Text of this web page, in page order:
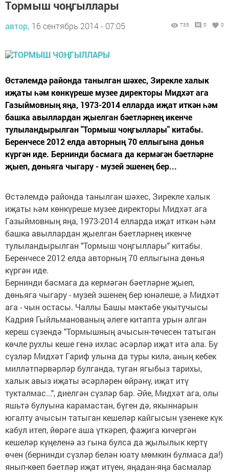
Тормыш чоңгыллары
автор, 16 сентябрь 2014 - 07:05 735 0 0
Өстәлемдә районда танылган шәхес, Зирекле халык
иҗаты һәм көнкүреше музее директоры Мидхәт ага
Газыймовның яңа, 1973-2014 елларда иҗат иткән һәм
башка авыллардан җыелган бәетләрнең икенче
тулыландырылган "Тормыш чоңгыллары" китабы.
Беренчесе 2012 елда авторның 70 еллыгына дөнья
күргән иде. Бернинди басмага да кермәгән бәетләрне
җыеп, дөньяга чыгару - музей эшенең бер...
Өстәлемдә районда танылган шәхес, Зирекле халык
иҗаты һәм көнкүреше музее директоры Мидхәт ага
Газыймовның яңа, 1973-2014 елларда иҗат иткән һәм
башка авыллардан җыелган бәетләрнең икенче
тулыландырылган "Тормыш чоңгыллары" китабы.
Беренчесе 2012 елда авторның 70 еллыгына дөнья
күргән иде.
Бернинди басмага да кермәгән бәетләрне җыеп,
дөньяга чыгару - музей эшенең бер юнәлеше, ә Мидхәт
ага - чын остасы. Чаллы Башы мәктәбе укытучысы
Кадрия Гыйльманованың әлеге китапта урын алган
кереш сүзендә "Тормышның ачысын-төчесен татыган
көчле рухлы кеше генә ихлас әсәрләр иҗат итә ала. Бу
сүзләр Мидхәт Гариф улына да туры килә, аның кебек
милләтпәрвәрләр булганда, туган ягыбыз тарихы,
халык авыз иҗаты әсәрләрен өйрәнү, иҗат итү
тукталмас...", диелгән сүзләр бар. Әйе, Мидхәт ага, олы
яшьтә булуына карамастан, бүген дә, якыннарын
югалту ачысын татыган кешеләр кайгысын үзенеке күк
кабул итеп, йөрәге аша үткәреп, фаҗига кичергән
кешеләр күңеленә аз гына булса да җылылык кертү
өчен (бернинди сүзләр белән юату мөмкин булмаса да!)
янып-көеп бәетләр иҗат итүен, яңадан-яңа басмалар